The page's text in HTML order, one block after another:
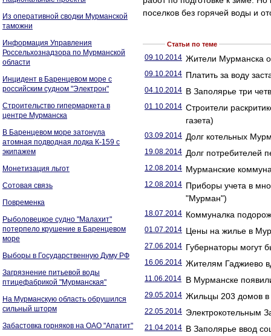
Из оперативной сводки Мурманской
таможни
Информация Управления
Россельхознадзора по Мурманской
области
Инцидент в Баренцевом море с
российским судном "Электрон"
Строительство гипермаркета в
центре Мурманска
В Баренцевом море затонула
атомная подводная лодка К-159 с
экипажем
Монетизация льгот
Сотовая связь
Повременка
Рыболовецкое судно "Малахит"
потерпело крушение в Баренцевом
море
Выборы в Государственную Думу РФ
Загрязнение питьевой воды
птицефабрикой "Мурманская"
На Мурманскую область обрушился
сильный шторм
Забастовка горняков на ОАО "Апатит"
поселков без горячей воды и
Статьи по теме
09.10.2014 Жители Мурманска
09.10.2014 Платить за воду
04.10.2014 В Заполярье три
01.10.2014 Строители
газета)
03.09.2014 Долг котельных
19.08.2014 Долг потребителей
12.08.2014 Мурманские
12.08.2014 Приборы учета в
"Мурман")
18.07.2014 Коммуналка
01.07.2014 Цены на жилье в
27.06.2014 Губернаторы могут
16.06.2014 Жителям Гаджиево
11.06.2014 В Мурманске
29.05.2014 Жильцы 203 домов в
22.05.2014 Электрокотельным
21.04.2014 В Заполярье ввод